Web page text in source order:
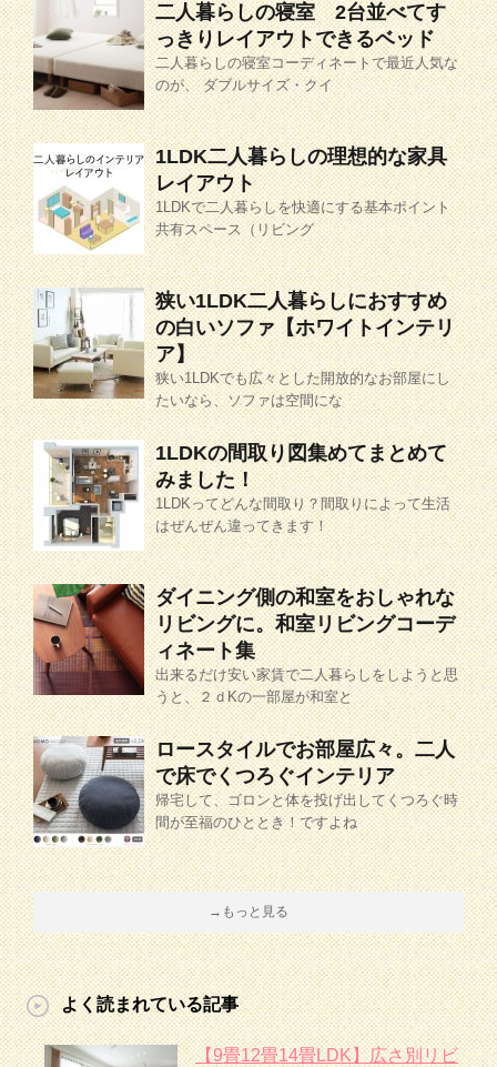
二人暮らしの寝室 2台並べてす
っきりレイアウトできるベッド
二人暮らしの寝室コーディネートで最近人気な
のが、 ダブルサイズ・クイ
1LDK二人暮らしの理想的な家具
レイアウト
1LDKで二人暮らしを快適にする基本ポイント
共有スペース（リビング
狭い1LDK二人暮らしにおすすめ
の白いソファ【ホワイトインテリ
ア】
狭い1LDKでも広々とした開放的なお部屋にし
たいなら、ソファは空間にな
1LDKの間取り図集めてまとめて
みました！
1LDKってどんな間取り？間取りによって生活
はぜんぜん違ってきます！
ダイニング側の和室をおしゃれな
リビングに。和室リビングコーデ
ィネート集
出来るだけ安い家賃で二人暮らしをしようと思
うと、２ｄKの一部屋が和室と
ロースタイルでお部屋広々。二人
で床でくつろぐインテリア
帰宅して、ゴロンと体を投げ出してくつろぐ時
間が至福のひととき！ですよね
→もっと見る
よく読まれている記事
【9畳12畳14畳LDK】広さ別リビ